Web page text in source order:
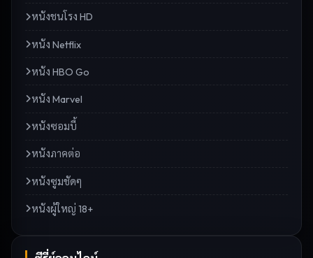
หนังชนโรง HD
หนัง Netflix
หนัง HBO Go
หนัง Marvel
หนังซอมบี้
หนังภาคต่อ
หนังซูมชัดๆ
หนังผู้ใหญ่ 18+